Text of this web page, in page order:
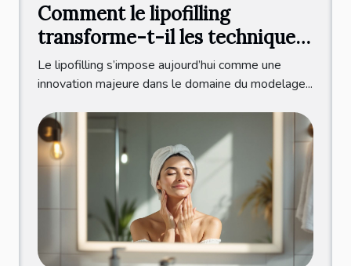
Comment le lipofilling
transforme-t-il les techniques
de modelage corporel ?
Le lipofilling s’impose aujourd’hui comme une
innovation majeure dans le domaine du modelage...